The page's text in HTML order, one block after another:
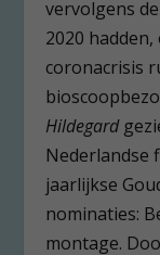
vervolgens
2020
coronacrisis
Hildegard
Nederlandse
jaarlijkse
nominaties:
montage.